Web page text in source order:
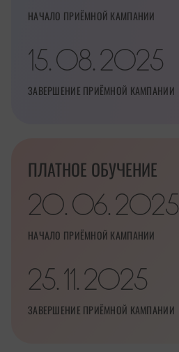
НАЧАЛО ПРИЁМНОЙ КАМПАНИИ
15 08 2025
ЗАВЕРШЕНИЕ ПРИЁМНОЙ КАМПАНИИ
ПЛАТНОЕ ОБУЧЕНИЕ
20 06 2025
НАЧАЛО ПРИЁМНОЙ КАМПАНИИ
25 11 2025
ЗАВЕРШЕНИЕ ПРИЁМНОЙ КАМПАНИИ